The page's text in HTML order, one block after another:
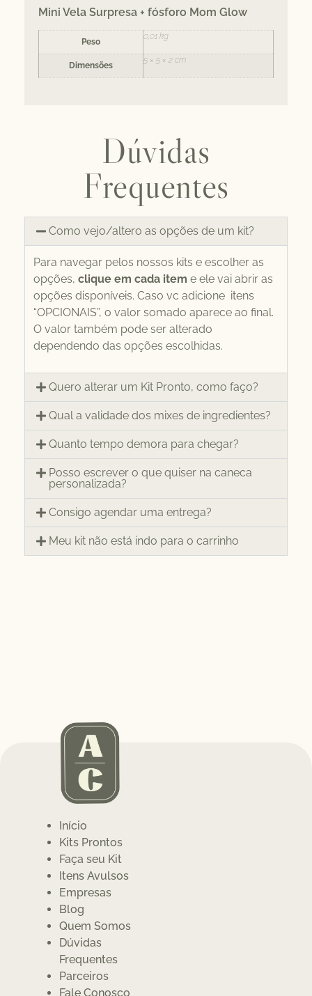
Dúvidas
Frequentes
Como vejo/altero as opções de um kit?
Para navegar pelos nossos kits e escolher as
opções, clique em cada item e ele vai abrir as
opções disponíveis. Caso vc adicione itens
“OPCIONAIS”, o valor somado aparece ao final.
O valor também pode ser alterado
dependendo das opções escolhidas.
Quero alterar um Kit Pronto, como faço?
Qual a validade dos mixes de ingredientes?
Quanto tempo demora para chegar?
Posso escrever o que quiser na caneca
personalizada?
Consigo agendar uma entrega?
Meu kit não está indo para o carrinho
Mini Vela Surpresa + fósforo Mom Glow
Peso
0,01 kg
Dimensões
5 × 5 × 2 cm
Início
Kits Prontos
Faça seu Kit
Itens Avulsos
Empresas
Blog
Quem Somos
Dúvidas
Frequentes
Parceiros
Fale Conosco